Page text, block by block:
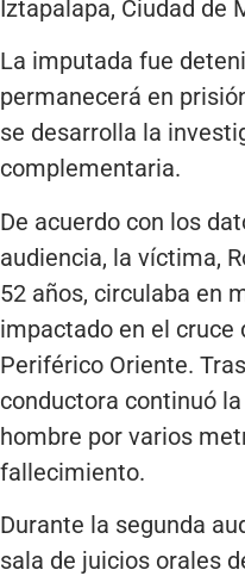
Iztapalapa, Ciudad de
La imputada fue
permanecerá en
se desarrolla la
complementaria.
De acuerdo con los
audiencia, la víctima,
52 años, circulaba en
impactado en el cruce
Periférico Oriente.
conductora continuó
hombre por varios
fallecimiento.
Durante la segunda
sala de juicios orales